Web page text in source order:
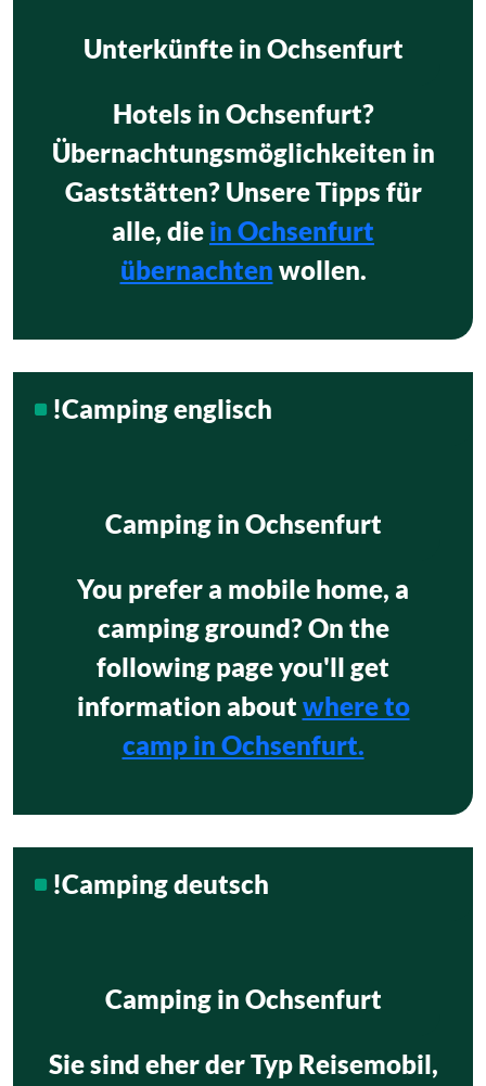
Unterkünfte in Ochsenfurt
Hotels in Ochsenfurt?
Übernachtungsmöglichkeiten in
Gaststätten? Unsere Tipps für
alle, die in Ochsenfurt
übernachten wollen.
!Camping englisch
Camping in Ochsenfurt
You prefer a mobile home, a
camping ground? On the
following page you'll get
information about where to
camp in Ochsenfurt.
!Camping deutsch
Camping in Ochsenfurt
Sie sind eher der Typ Reisemobil,